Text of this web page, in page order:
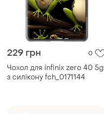
229 грн 0
Чохол для infinix zero 40 5g
з силікону fch_0171144